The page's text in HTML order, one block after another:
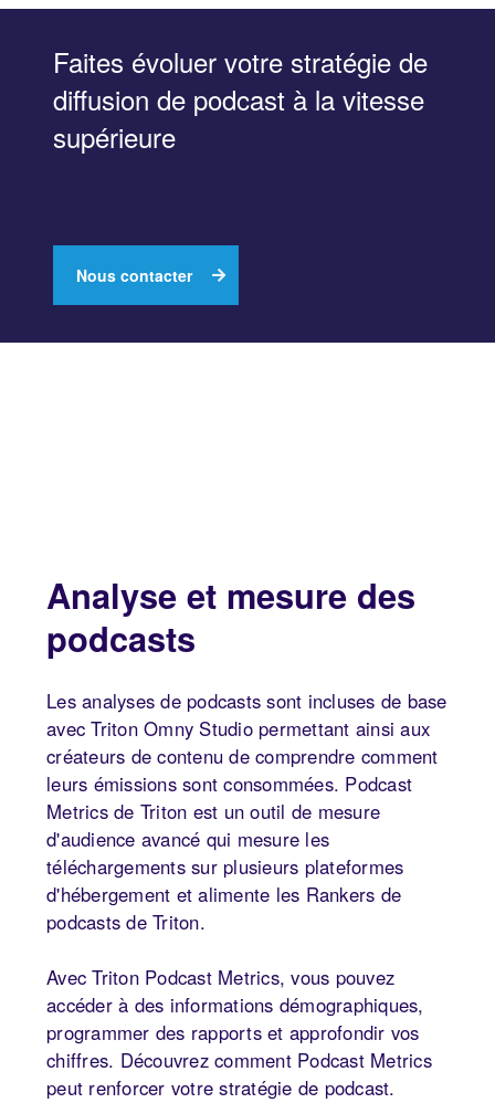
Faites évoluer votre stratégie de
diffusion de podcast à la vitesse
supérieure
Nous contacter
Analyse et mesure des
podcasts
Les analyses de podcasts sont incluses de base
avec Triton Omny Studio permettant ainsi aux
créateurs de contenu de comprendre comment
leurs émissions sont consommées. Podcast
Metrics de Triton est un outil de mesure
d'audience avancé qui mesure les
téléchargements sur plusieurs plateformes
d'hébergement et alimente les Rankers de
podcasts de Triton.
Avec Triton Podcast Metrics, vous pouvez
accéder à des informations démographiques,
programmer des rapports et approfondir vos
chiffres. Découvrez comment Podcast Metrics
peut renforcer votre stratégie de podcast.